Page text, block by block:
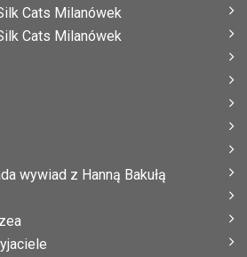
Cats Milanówek
Cats Milanówek
wywiad z Hanną Bakułą